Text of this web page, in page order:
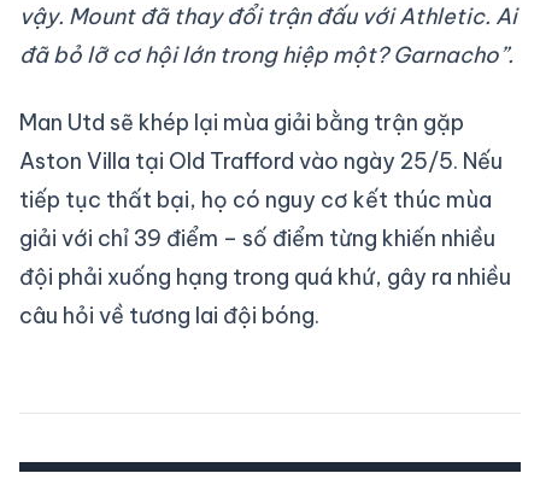
vậy. Mount đã thay đổi trận đấu với Athletic. Ai
đã bỏ lỡ cơ hội lớn trong hiệp một? Garnacho”.
Man Utd sẽ khép lại mùa giải bằng trận gặp
Aston Villa tại Old Trafford vào ngày 25/5. Nếu
tiếp tục thất bại, họ có nguy cơ kết thúc mùa
giải với chỉ 39 điểm – số điểm từng khiến nhiều
đội phải xuống hạng trong quá khứ, gây ra nhiều
câu hỏi về tương lai đội bóng.